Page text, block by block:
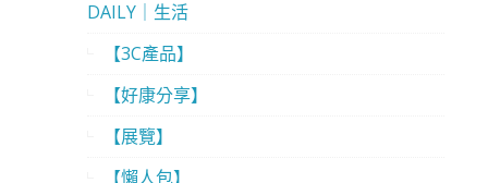
DAILY｜生活
【3C產品】
【好康分享】
【展覽】
【懶人包】